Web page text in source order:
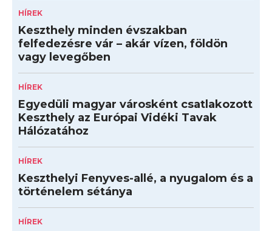
HÍREK
Keszthely minden évszakban
felfedezésre vár – akár vízen, földön
vagy levegőben
HÍREK
Egyedüli magyar városként csatlakozott
Keszthely az Európai Vidéki Tavak
Hálózatához
HÍREK
Keszthelyi Fenyves-allé, a nyugalom és a
történelem sétánya
HÍREK